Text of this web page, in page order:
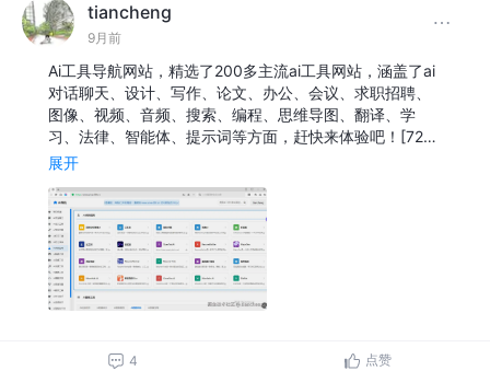
tiancheng
9月前
Ai工具导航网站，精选了200多主流ai工具网站，涵盖了ai
对话聊天、设计、写作、论文、办公、会议、求职招聘、
图像、视频、音频、搜索、编程、思维导图、翻译、学
习、法律、智能体、提示词等方面，赶快来体验吧！[72…
展开
4 点赞